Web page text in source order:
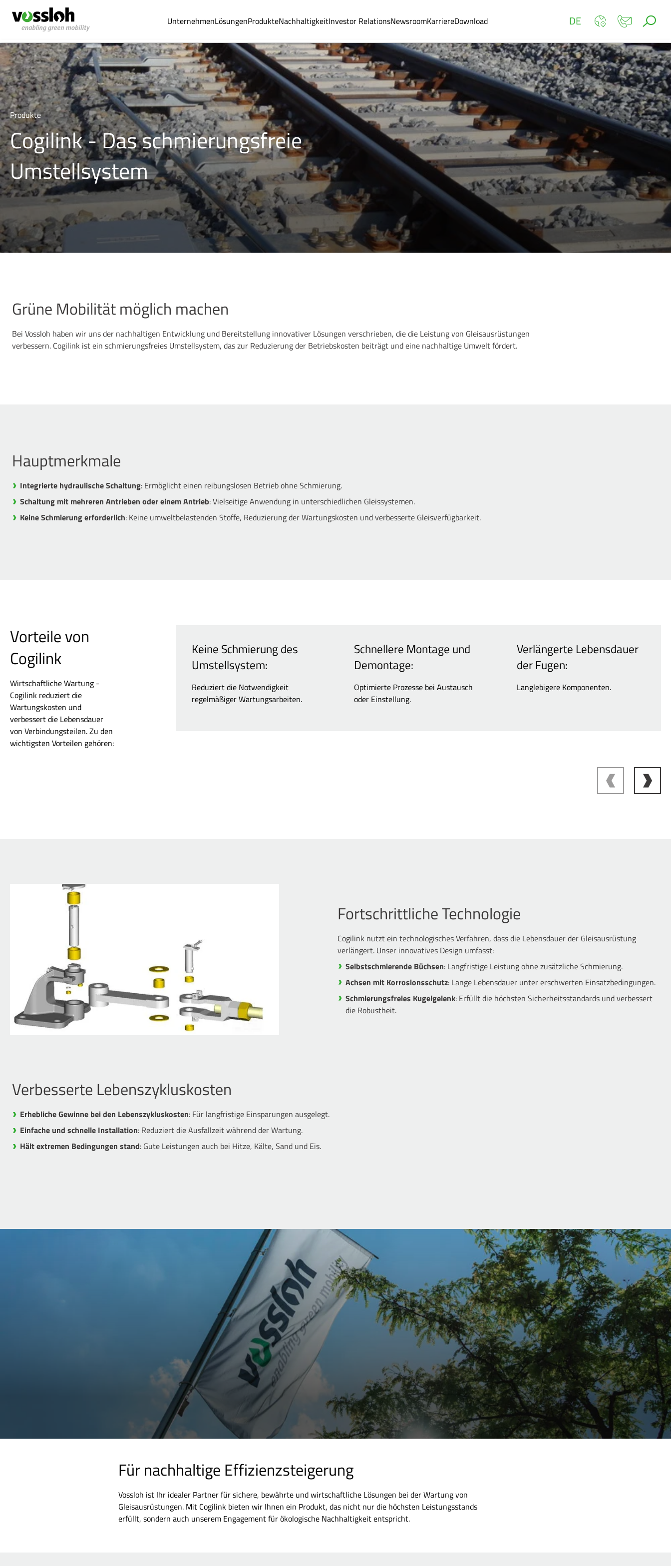
UnternehmenLösungenProdukteNachhaltigkeitInvestor RelationsNewsroomKarriereDownload DE
Produkte
Cogilink - Das schmierungsfreie
Umstellsystem
Grüne Mobilität möglich machen
Bei Vossloh haben wir uns der nachhaltigen Entwicklung und Bereitstellung innovativer Lösungen verschrieben, die die Leistung von Gleisausrüstungen
verbessern. Cogilink ist ein schmierungsfreies Umstellsystem, das zur Reduzierung der Betriebskosten beiträgt und eine nachhaltige Umwelt fördert.
Hauptmerkmale
Integrierte hydraulische Schaltung: Ermöglicht einen reibungslosen Betrieb ohne Schmierung.
Schaltung mit mehreren Antrieben oder einem Antrieb: Vielseitige Anwendung in unterschiedlichen Gleissystemen.
Keine Schmierung erforderlich: Keine umweltbelastenden Stoffe, Reduzierung der Wartungskosten und verbesserte Gleisverfügbarkeit.
Vorteile von
Cogilink
Wirtschaftliche Wartung -
Cogilink reduziert die
Wartungskosten und
verbessert die Lebensdauer
von Verbindungsteilen. Zu den
wichtigsten Vorteilen gehören:
Keine Schmierung des
Umstellsystem:
Reduziert die Notwendigkeit
regelmäßiger Wartungsarbeiten.
Schnellere Montage und
Demontage:
Optimierte Prozesse bei Austausch
oder Einstellung.
Verlängerte Lebensdauer
der Fugen:
Langlebigere Komponenten.
Fortschrittliche Technologie
Cogilink nutzt ein technologisches Verfahren, dass die Lebensdauer der Gleisausrüstung
verlängert. Unser innovatives Design umfasst:
Selbstschmierende Büchsen: Langfristige Leistung ohne zusätzliche Schmierung.
Achsen mit Korrosionsschutz: Lange Lebensdauer unter erschwerten Einsatzbedingungen.
Schmierungsfreies Kugelgelenk: Erfüllt die höchsten Sicherheitsstandards und verbessert
die Robustheit.
Verbesserte Lebenszykluskosten
Erhebliche Gewinne bei den Lebenszykluskosten: Für langfristige Einsparungen ausgelegt.
Einfache und schnelle Installation: Reduziert die Ausfallzeit während der Wartung.
Hält extremen Bedingungen stand: Gute Leistungen auch bei Hitze, Kälte, Sand und Eis.
Für nachhaltige Effizienzsteigerung
Vossloh ist Ihr idealer Partner für sichere, bewährte und wirtschaftliche Lösungen bei der Wartung von
Gleisausrüstungen. Mit Cogilink bieten wir Ihnen ein Produkt, das nicht nur die höchsten Leistungsstands
erfüllt, sondern auch unserem Engagement für ökologische Nachhaltigkeit entspricht.